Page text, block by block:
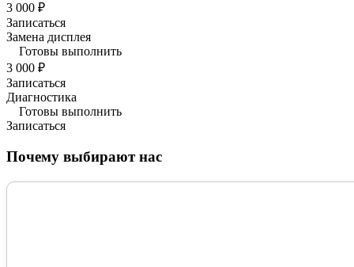
3 000 ₽
Записаться
Замена дисплея
Готовы выполнить
3 000 ₽
Записаться
Диагностика
Готовы выполнить
Записаться
Почему выбирают нас